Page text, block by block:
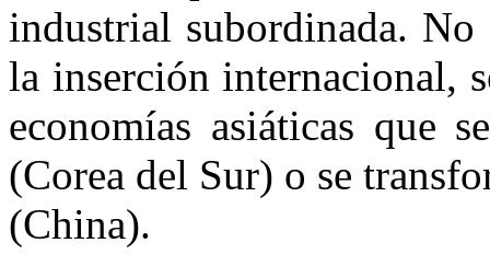
industrial subordinada.
la inserción internacional,
economías asiáticas que
(Corea del Sur) o se
(China).